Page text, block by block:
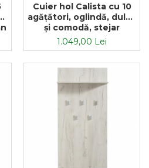
Cuier hol Calista cu 10
agățători, oglindă, dulap
și comodă, stejar
sonoma + alb cu 3 uși
,134x200cm
1.049,00 Lei